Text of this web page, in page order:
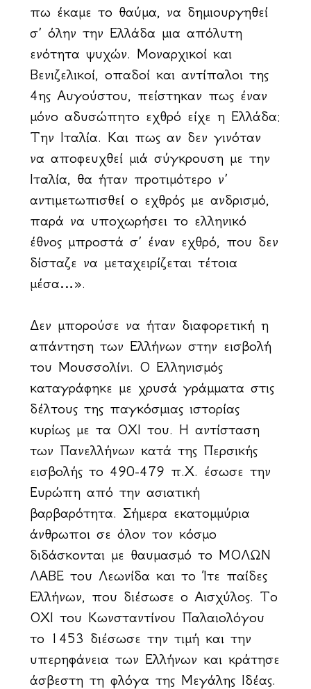
πω έκαμε το θαύμα, να δημιουργηθεί
σ’ όλην την Ελλάδα μια απόλυτη
ενότητα ψυχών. Μοναρχικοί και
Βενιζελικοί, οπαδοί και αντίπαλοι της
4ης Αυγούστου, πείστηκαν πως έναν
μόνο αδυσώπητο εχθρό είχε η Ελλάδα:
Την Ιταλία. Και πως αν δεν γινόταν
να αποφευχθεί μιά σύγκρουση με την
Ιταλία, θα ήταν προτιμότερο ν’
αντιμετωπισθεί ο εχθρός με ανδρισμό,
παρά να υποχωρήσει το ελληνικό
έθνος μπροστά σ’ έναν εχθρό, που δεν
δίσταζε να μεταχειρίζεται τέτοια
μέσα…».
Δεν μπορούσε να ήταν διαφορετική η
απάντηση των Ελλήνων στην εισβολή
του Μουσσολίνι. Ο Ελληνισμός
καταγράφηκε με χρυσά γράμματα στις
δέλτους της παγκόσμιας ιστορίας
κυρίως με τα ΟΧΙ του. Η αντίσταση
των Πανελλήνων κατά της Περσικής
εισβολής το 490-479 π.Χ. έσωσε την
Ευρώπη από την ασιατική
βαρβαρότητα. Σήμερα εκατομμύρια
άνθρωποι σε όλον τον κόσμο
διδάσκονται με θαυμασμό το ΜΟΛΩΝ
ΛΑΒΕ του Λεωνίδα και το Ίτε παίδες
Ελλήνων, που διέσωσε ο Αισχύλος. Το
ΟΧΙ του Κωνσταντίνου Παλαιολόγου
το 1453 διέσωσε την τιμή και την
υπερηφάνεια των Ελλήνων και κράτησε
άσβεστη τη φλόγα της Μεγάλης Ιδέας.